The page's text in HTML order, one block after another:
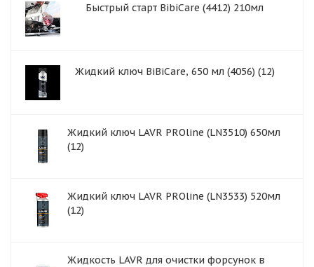
Быстрый старт BibiCare (4412) 210мл
Жидкий ключ BiBiCare, 650 мл (4056) (12)
Жидкий ключ LAVR PROline (LN3510) 650мл
(12)
Жидкий ключ LAVR PROline (LN3533) 520мл
(12)
Жидкость LAVR для очистки форсунок в